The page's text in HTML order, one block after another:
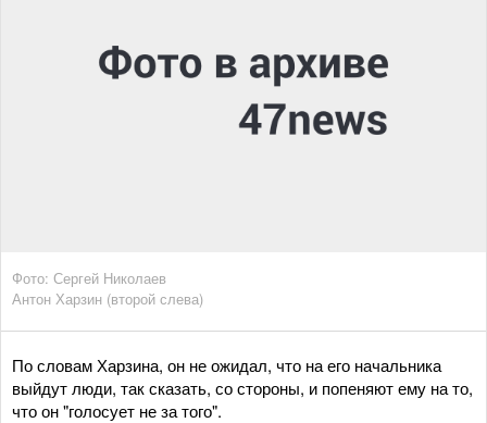
Фото: Сергей Николаев
Антон Харзин (второй слева)
По словам Харзина, он не ожидал, что на его начальника
выйдут люди, так сказать, со стороны, и попеняют ему на то,
что он "голосует не за того".